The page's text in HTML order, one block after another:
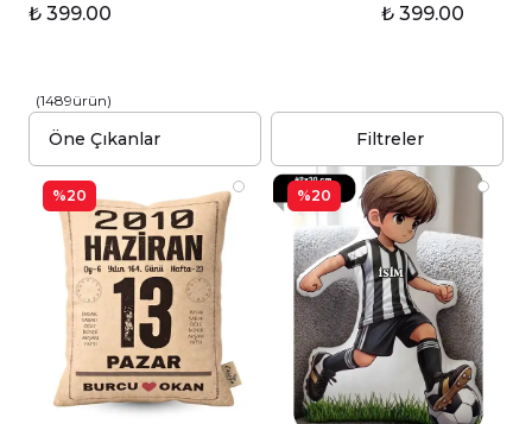
₺ 399.00
₺ 399.00
(1489ürün)
Filtreler
%20 %20